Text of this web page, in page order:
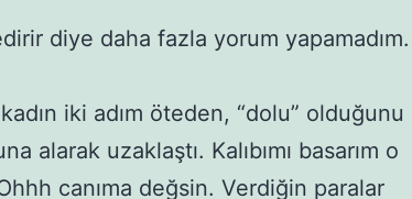
diye daha fazla yorum yapamadım.
iki adım öteden, “dolu” olduğunu
alarak uzaklaştı. Kalıbımı basarım o
canıma değsin. Verdiğin paralar